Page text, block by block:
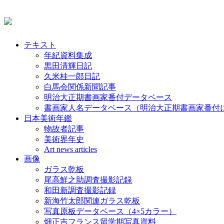
テキスト
年紀資料集成
黒田清輝日記
久米桂一郎日記
白馬会関係新聞記事
明治大正期書画家番付データベース
書画家人名データベース（明治大正期書画家番付
日本美術年鑑
物故者記事
美術界年史
Art news articles
画像
ガラス乾板
尾高鮮之助調査撮影記録
和田新調査撮影記録
新海竹太郎関連ガラス乾板
写真原板データベース（4×5カラー）
畑正吉フランス留学期写真資料